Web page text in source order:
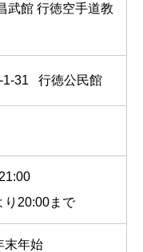
武館 行徳空手道教
1-31 行徳公民館
20:00まで
末年始